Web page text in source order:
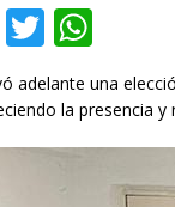
F
a
T
w
it
te
r
at
s
A
adelante una
la presencia y